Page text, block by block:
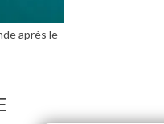
après le